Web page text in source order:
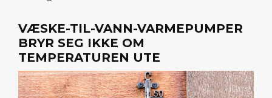
VÆSKE-TIL-VANN-VARMEPUMPER
BRYR SEG IKKE OM
TEMPERATUREN UTE